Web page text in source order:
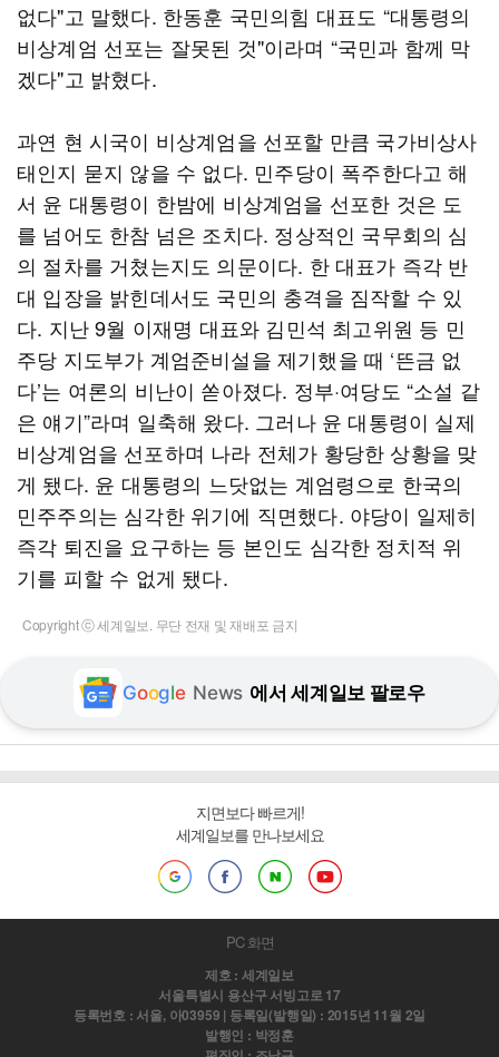
없다"고 말했다. 한동훈 국민의힘 대표도 “대통령의
비상계엄 선포는 잘못된 것"이라며 “국민과 함께 막
겠다"고 밝혔다.
과연 현 시국이 비상계엄을 선포할 만큼 국가비상사
태인지 묻지 않을 수 없다. 민주당이 폭주한다고 해
서 윤 대통령이 한밤에 비상계엄을 선포한 것은 도
를 넘어도 한참 넘은 조치다. 정상적인 국무회의 심
의 절차를 거쳤는지도 의문이다. 한 대표가 즉각 반
대 입장을 밝힌데서도 국민의 충격을 짐작할 수 있
다. 지난 9월 이재명 대표와 김민석 최고위원 등 민
주당 지도부가 계엄준비설을 제기했을 때 ‘뜬금 없
다’는 여론의 비난이 쏟아졌다. 정부·여당도 “소설 같
은 얘기”라며 일축해 왔다. 그러나 윤 대통령이 실제
비상계엄을 선포하며 나라 전체가 황당한 상황을 맞
게 됐다. 윤 대통령의 느닷없는 계엄령으로 한국의
민주주의는 심각한 위기에 직면했다. 야당이 일제히
즉각 퇴진을 요구하는 등 본인도 심각한 정치적 위
기를 피할 수 없게 됐다.
Copyright ⓒ 세계일보. 무단 전재 및 재배포 금지
Google News 에서 세계일보 팔로우
지면보다 빠르게!
세계일보를 만나보세요
PC 화면
제호 : 세계일보
서울특별시 용산구 서빙고로 17
등록번호 : 서울, 아03959 | 등록일(발행일) : 2015년 11월 2일
발행인 : 박정훈